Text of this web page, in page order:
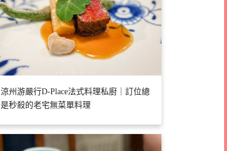
涼州游嚴行D-Place法式料理私廚｜訂位總
是秒殺的老宅無菜單料理